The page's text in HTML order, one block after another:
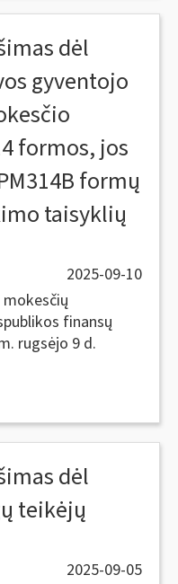
dėl
gyventojo
formos, jos
formų
taisyklių
2025-09-10
finansų
rugsėjo 9 d.
dėl
teikėjų
2025-09-05